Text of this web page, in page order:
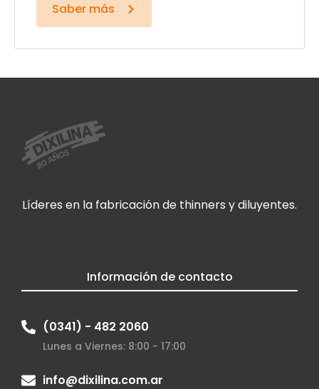
Saber más
Líderes en la fabricación de thinners y diluyentes.
Información de contacto
(0341) - 482 2060
Lunes a Viernes: 8:00 - 17:00
info@dixilina.com.ar